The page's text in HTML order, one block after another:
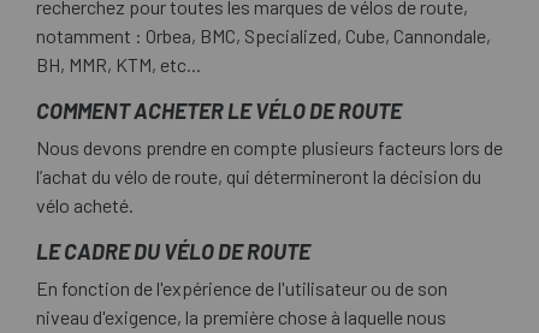
recherchez pour toutes les marques de vélos de route,
notamment : Orbea, BMC, Specialized, Cube, Cannondale,
BH, MMR, KTM, etc...
COMMENT ACHETER LE VÉLO DE ROUTE
Nous devons prendre en compte plusieurs facteurs lors de
l’achat du vélo de route, qui détermineront la décision du
vélo acheté.
LE CADRE DU VÉLO DE ROUTE
En fonction de l'expérience de l'utilisateur ou de son
niveau d'exigence, la première chose à laquelle nous